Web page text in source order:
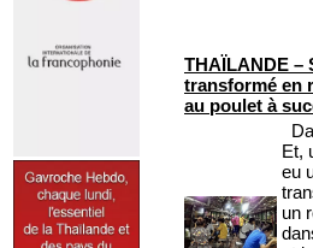
THAÏLANDE –
transformé en
au poulet à
Et,
eu
un